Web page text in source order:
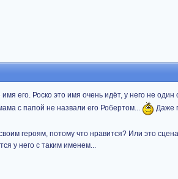
его. Роско это имя очень идёт, у него не
с папой не назвали его Робертом...
Даже
героям, потому что нравится? Или это
у него с таким именем...